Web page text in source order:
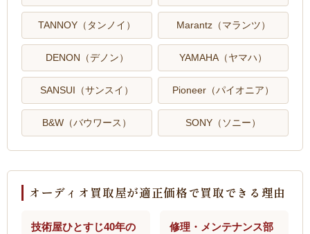
TANNOY（タンノイ） Marantz（マランツ）
DENON（デノン） YAMAHA（ヤマハ）
SANSUI（サンスイ） Pioneer（パイオニア）
B&W（バウワース） SONY（ソニー）
オーディオ買取屋が適正価格で買取できる理由
技術屋ひとすじ40年の
修理・メンテナンス部